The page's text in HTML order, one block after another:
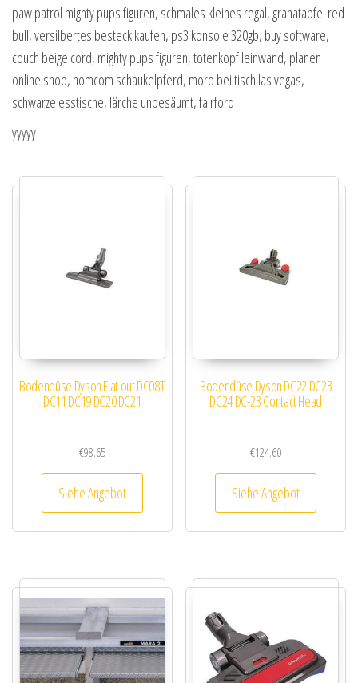
paw patrol mighty pups figuren, schmales kleines regal, granatapfel red
bull, versilbertes besteck kaufen, ps3 konsole 320gb, buy software,
couch beige cord, mighty pups figuren, totenkopf leinwand, planen
online shop, homcom schaukelpferd, mord bei tisch las vegas,
schwarze esstische, lärche unbesäumt, fairford
yyyyy
Bodendüse Dyson Flat out DC08T
DC11 DC19 DC20 DC21
€98.65
Siehe Angebot
Bodendüse Dyson DC22 DC23
DC24 DC-23 Contact Head
€124.60
Siehe Angebot